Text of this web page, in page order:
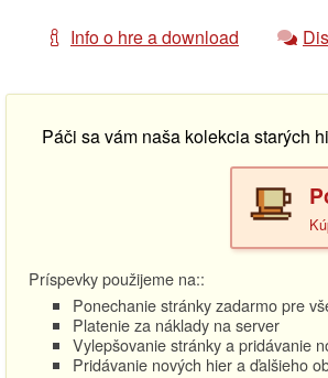
Info o hre a download
Páči sa vám naša kolekcia starých
Príspevky použijeme na::
Ponechanie stránky zadarmo pre
Platenie za náklady na server
Vylepšovanie stránky a pridávanie
Pridávanie nových hier a ďalšieho